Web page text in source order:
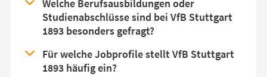
Welche Berufsausbildungen oder
Studienabschlüsse sind bei VfB Stuttgart
1893 besonders gefragt?
Für welche Jobprofile stellt VfB Stuttgart
1893 häufig ein?